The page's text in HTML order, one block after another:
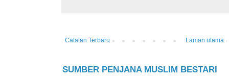
Catatan Terbaru Laman utama
SUMBER PENJANA MUSLIM BESTARI